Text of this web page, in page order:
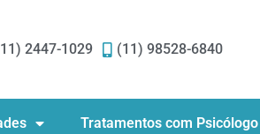
2447-1029 (11) 98528-6840
Tratamentos com Psicólogo